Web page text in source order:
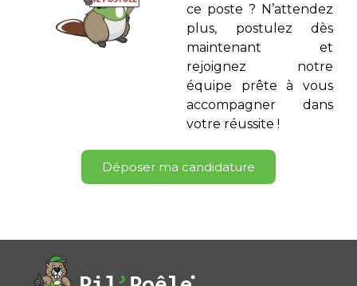
ce poste ? N’attendez
plus, postulez dès
maintenant et
rejoignez notre
équipe prête à vous
accompagner dans
votre réussite !
Déposer ma candidature